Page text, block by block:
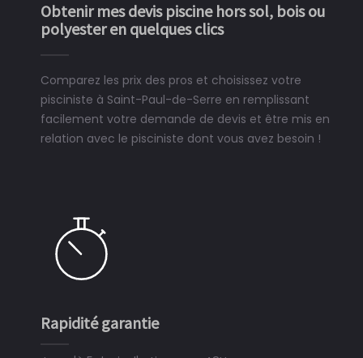
Obtenir mes devis piscine hors sol, bois ou
polyester en quelques clics
Comparez les prix des pros et choisissez votre
pisciniste à Saint-Paul-de-Serre en remplissant
facilement votre demande de devis et être mis en
relation avec le pisciniste dont vous avez besoin !
Rapidité garantie